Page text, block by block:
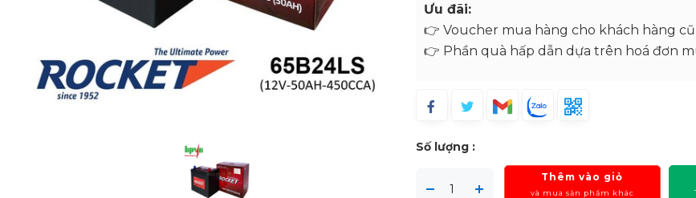
Ưu đãi:
👉 Voucher mua hàng cho khách hàng cũ
👉 Phần quà hấp dẫn dựa trên hoá đơn
Số lượng :
Thêm vào giỏ
và mua sản phẩm khác